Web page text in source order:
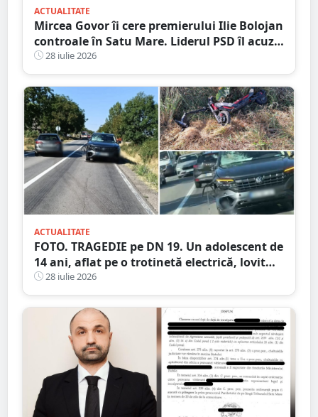
ACTUALITATE
Mircea Govor îi cere premierului Ilie Bolojan
controale în Satu Mare. Liderul PSD îl acuză
pe Adrian Cozma de presiuni politice și cere
verificări ample
28 iulie 2026
ACTUALITATE
FOTO. TRAGEDIE pe DN 19. Un adolescent de
14 ani, aflat pe o trotinetă electrică, lovit
mortal de o mașină
28 iulie 2026